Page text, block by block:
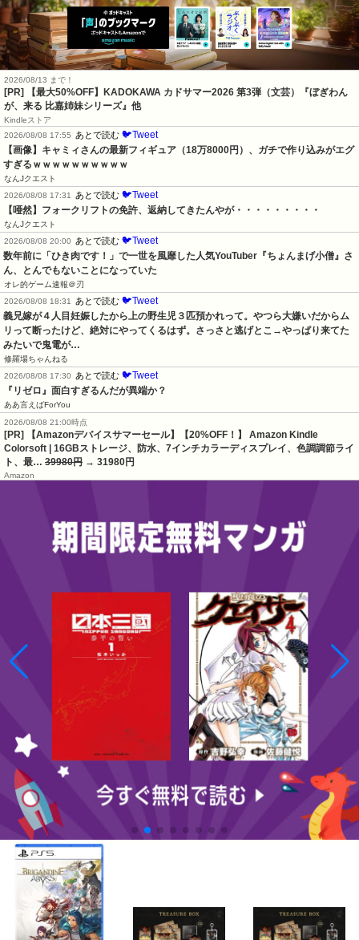
2026/08/13 まで！
[PR]
【最大50%OFF】KADOKAWA カドサマー2026 第3弾（文芸）『ぼぎわん
が、来る 比嘉姉妹シリーズ』他
Kindleストア
2026/08/08 17:55
あとで読む 🐦Tweet
【画像】キャミィさんの最新フィギュア（18万8000円）、ガチで作り込みがエグ
すぎるｗｗｗｗｗｗｗｗｗｗ
なんJクエスト
2026/08/08 17:31
あとで読む 🐦Tweet
【唖然】フォークリフトの免許、返納してきたんやが・・・・・・・・・
なんJクエスト
2026/08/08 20:00
あとで読む 🐦Tweet
数年前に「ひき肉です！」で一世を風靡した人気YouTuber『ちょんまげ小僧』さ
ん、とんでもないことになっていた
オレ的ゲーム速報＠刃
2026/08/08 18:31
あとで読む 🐦Tweet
義兄嫁が４人目妊娠したから上の野生児３匹預かれって。やつら大嫌いだからム
リって断ったけど、絶対にやってくるはず。さっさと逃げとこ→やっぱり来てた
みたいで鬼電が…
修羅場ちゃんねる
2026/08/08 17:30
あとで読む 🐦Tweet
『リゼロ』面白すぎるんだが異端か？
ああ言えばForYou
2026/08/08 21:00時点
[PR] 【Amazonデバイスサマーセール】【20%OFF！】 Amazon Kindle
Colorsoft | 16GBストレージ、防水、7インチカラーディスプレイ、色調調節ライ
ト、最… 39980円 → 31980円
Amazon